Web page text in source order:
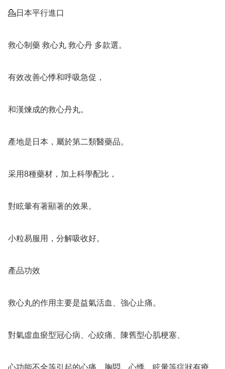
💁‍日本平行進口
救心制藥 救心丸 救心丹 多款選。
有效改善心悸和呼吸急促，
和漢煉成的救心丹丸。
產地是日本，屬於第二類醫藥品。
采用8種藥材，加上科學配比，
對眩暈有著顯著的效果。
小粒易服用，分解吸收好。
產品功效
救心丸的作用主要是益氣活血、強心止痛。
對氣虛血瘀型冠心病、心絞痛、陳舊型心肌梗塞、